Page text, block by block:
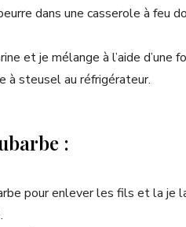
dans une casserole à feu
et je mélange à l’aide d’une
à steusel au réfrigérateur.
:
pour enlever les fils et la je